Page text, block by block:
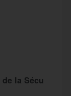
la Sécu